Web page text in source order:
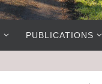
PUBLICATIONS